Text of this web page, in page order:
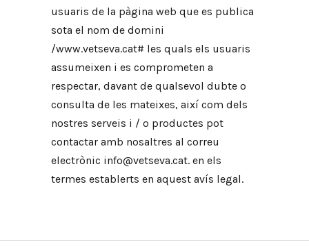
usuaris de la pàgina web que es publica
sota el nom de domini
/www.vetseva.cat# les quals els usuaris
assumeixen i es comprometen a
respectar, davant de qualsevol dubte o
consulta de les mateixes, així com dels
nostres serveis i / o productes pot
contactar amb nosaltres al correu
electrònic info@vetseva.cat. en els
termes establerts en aquest avís legal.